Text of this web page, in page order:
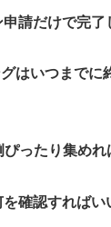
請だけで完了
はいつまでに
ったり集め
確認すればい